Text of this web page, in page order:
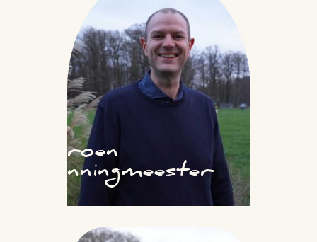
Jeroen
Penningmeester